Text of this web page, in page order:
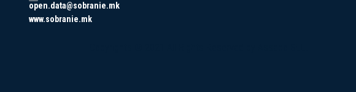
open.data@sobranie.mk
www.sobranie.mk